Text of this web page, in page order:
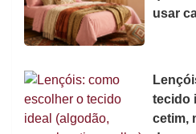
usar
tecido
cetim,